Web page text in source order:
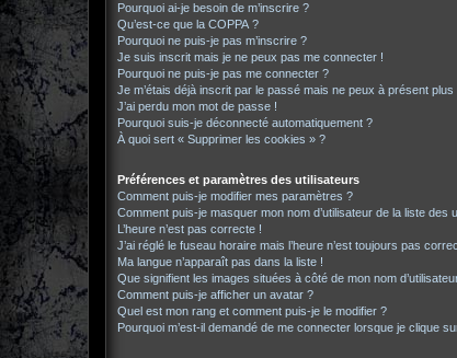
Pourquoi ai-je besoin de m’inscrire ?
Qu’est-ce que la COPPA ?
Pourquoi ne puis-je pas m’inscrire ?
Je suis inscrit mais je ne peux pas me connecter !
Pourquoi ne puis-je pas me connecter ?
Je m’étais déjà inscrit par le passé mais ne peux à présent
J’ai perdu mon mot de passe !
Pourquoi suis-je déconnecté automatiquement ?
À quoi sert « Supprimer les cookies » ?
Préférences et paramètres des utilisateurs
Comment puis-je modifier mes paramètres ?
Comment puis-je masquer mon nom d’utilisateur de la liste des
L’heure n’est pas correcte !
J’ai réglé le fuseau horaire mais l’heure n’est toujours pas
Ma langue n’apparaît pas dans la liste !
Que signifient les images situées à côté de mon nom
Comment puis-je afficher un avatar ?
Quel est mon rang et comment puis-je le modifier ?
Pourquoi m’est-il demandé de me connecter lorsque je clique